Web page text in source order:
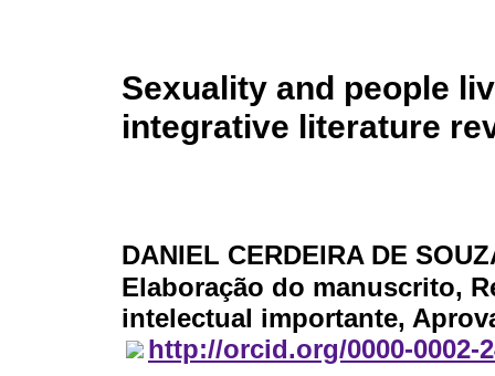
Sexuality and people
integrative literature
DANIEL CERDEIRA DE
Elaboração do manuscrito,
intelectual importante,
http://orcid.org/0000-0002-